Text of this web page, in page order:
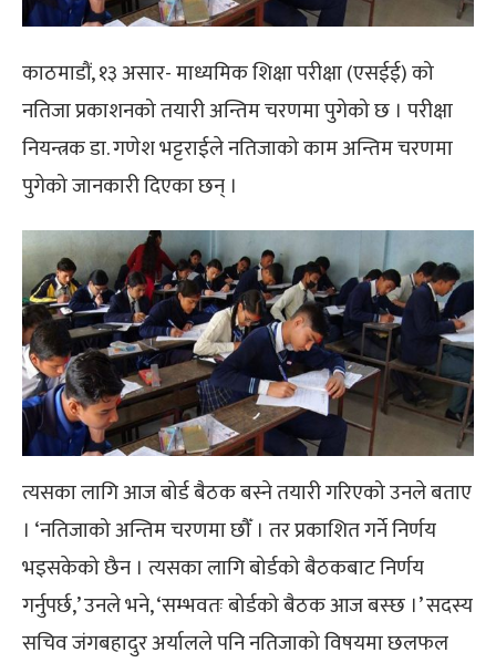
काठमाडौं, १३ असार- माध्यमिक शिक्षा परीक्षा (एसईई) को
नतिजा प्रकाशनको तयारी अन्तिम चरणमा पुगेको छ । परीक्षा
नियन्त्रक डा. गणेश भट्टराईले नतिजाको काम अन्तिम चरणमा
पुगेको जानकारी दिएका छन् ।
त्यसका लागि आज बोर्ड बैठक बस्ने तयारी गरिएको उनले बताए
। ‘नतिजाको अन्तिम चरणमा छौँ । तर प्रकाशित गर्ने निर्णय
भइसकेको छैन । त्यसका लागि बोर्डको बैठकबाट निर्णय
गर्नुपर्छ,’ उनले भने, ‘सम्भवतः बोर्डको बैठक आज बस्छ ।’ सदस्य
सचिव जंगबहादुर अर्यालले पनि नतिजाको विषयमा छलफल